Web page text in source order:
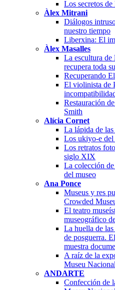
Los secretos de
Àlex Mitrani
Diálogos
nuestro tiempo
Liberxina: El
Àlex Masalles
La escultura de
recupera toda
Recuperando
El violinista de
Restauración
Smith
Alícia Cornet
La lápida de
Los ukiyo-e
Los retratos
siglo XIX
La colección
del museo
Ana Ponce
Museus y res
Crowded
El teatro
museográfico
La huella de
de posguerra.
muestra
A raíz de la
Museu Nacional
ANDARTE
Confección de